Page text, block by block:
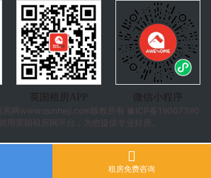
英国租房APP
微信小程序
房 网www.qunheji.com版权所有
豫ICP备19007390
用英国租房网平台，为您提供专业好房。
租房免费咨询